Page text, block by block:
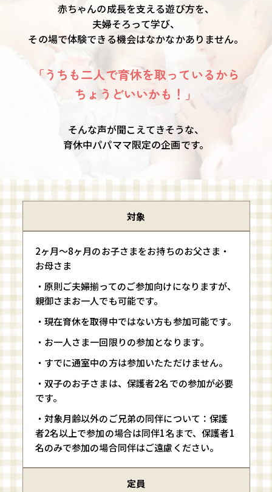
赤ちゃんの成長を支える遊び方を、
夫婦そろって学び、
その場で体験できる機会はなかなかありません。
「うちも二人で育休を取っているから
ちょうどいいかも！」
そんな声が聞こえてきそうな、
育休中パパママ限定の企画です。
対象
2ヶ月〜8ヶ月のお子さまをお持ちのお父さま・
お母さま
・原則ご夫婦揃ってのご参加向けになりますが、
親御さまお一人でも可能です。
・現在育休を取得中ではない方も参加可能です。
・お一人さま一回限りの参加となります。
・すでに通室中の方は参加いたただけません。
・双子のお子さまは、保護者2名での参加が必要
です。
・対象月齢以外のご兄弟の同伴について：保護
者2名以上で参加の場合は同伴1名まで、保護者1
名のみで参加の場合同伴はご遠慮ください。
定員